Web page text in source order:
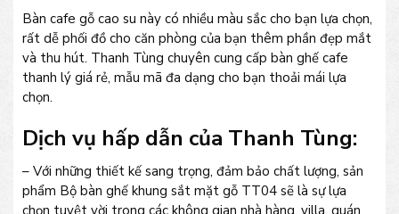
Bàn cafe gỗ cao su này có nhiều màu sắc cho bạn lựa chọn,
rất dễ phối đồ cho căn phòng của bạn thêm phần đẹp mắt
và thu hút. Thanh Tùng chuyên cung cấp bàn ghế cafe
thanh lý giá rẻ, mẫu mã đa dạng cho bạn thoải mái lựa
chọn.
Dịch vụ hấp dẫn của Thanh Tùng:
– Với những thiết kế sang trọng, đảm bảo chất lượng, sản
phẩm Bộ bàn ghế khung sắt mặt gỗ TT04 sẽ là sự lựa
chọn tuyệt vời trong các không gian nhà hàng, villa, quán